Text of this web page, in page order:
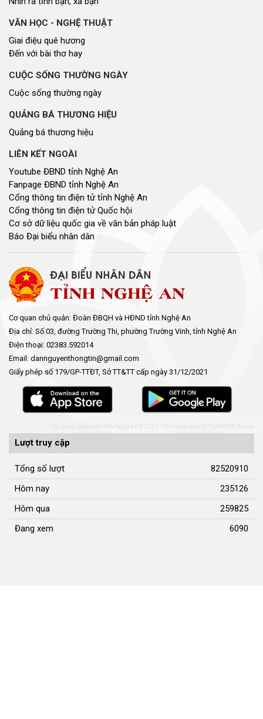
NON NƯỚC, CON NGƯỜI XỨ NGHỆ
Miền di sản xứ Nghệ
Non nước, con người xứ Nghệ
Thương hiệu xứ Nghệ
Ảnh đẹp xứ Nghệ
NHÌN RA TỈNH BẠN, XÃ BẠN
Nhìn ra tỉnh bạn, xã bạn
VĂN HỌC - NGHỆ THUẬT
Giai điệu quê hương
Đến với bài thơ hay
CUỘC SỐNG THƯỜNG NGÀY
Cuộc sống thường ngày
QUẢNG BÁ THƯƠNG HIỆU
LIÊN KẾT NGOÀI
Youtube ĐBND tỉnh Nghệ An
Fanpage ĐBND tỉnh Nghệ An
Cổng thông tin điện tử tỉnh Nghệ An
Cổng thông tin điện tử Quốc hội
Cơ sở dữ liệu quốc gia về văn bản pháp luật
Báo Đại biểu nhân dân
Cơ quan chủ quản: Đoàn ĐBQH và HĐND tỉnh Nghệ An
Địa chỉ: Số 03, đường Trường Thi, phường Trường Vinh, tỉnh Nghệ An
Email: dannguyenthongtin@gmail.com
Giấy phép số 179/GP-TTĐT, Sở TT&TT cấp ngày 31/12/2021